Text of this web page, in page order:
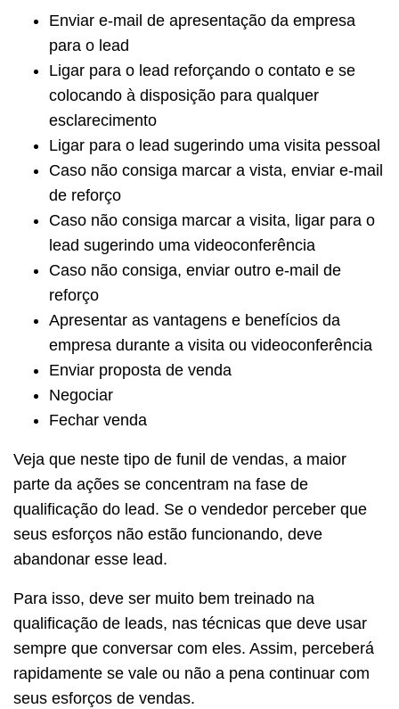
Enviar e-mail de apresentação da empresa
para o lead
Ligar para o lead reforçando o contato e se
colocando à disposição para qualquer
esclarecimento
Ligar para o lead sugerindo uma visita pessoal
Caso não consiga marcar a vista, enviar e-mail
de reforço
Caso não consiga marcar a visita, ligar para o
lead sugerindo uma videoconferência
Caso não consiga, enviar outro e-mail de
reforço
Apresentar as vantagens e benefícios da
empresa durante a visita ou videoconferência
Enviar proposta de venda
Negociar
Fechar venda
Veja que neste tipo de funil de vendas, a maior
parte da ações se concentram na fase de
qualificação do lead. Se o vendedor perceber que
seus esforços não estão funcionando, deve
abandonar esse lead.
Para isso, deve ser muito bem treinado na
qualificação de leads, nas técnicas que deve usar
sempre que conversar com eles. Assim, perceberá
rapidamente se vale ou não a pena continuar com
seus esforços de vendas.